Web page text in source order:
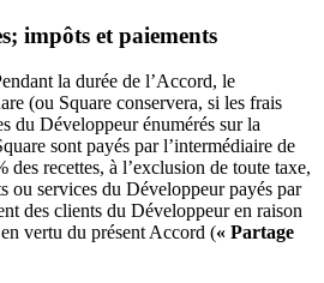
impôts et paiements
la durée de l’Accord, le
(ou Square conservera, si les frais
du Développeur énumérés sur la
sont payés par l’intermédiaire de
des recettes, à l’exclusion de toute taxe,
ou services du Développeur payés par
des clients du Développeur en raison
vertu du présent Accord (« Partage